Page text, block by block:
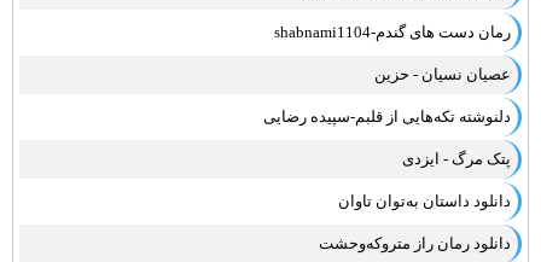
رمان دست های گندم-shabnami1104
عصیان نسیان - حزین
دلنوشته تکه‌هایی از قلبم-سپیده رضایی
پتک مرگ - ایزدی
دانلود داستان به‌توان تاوان
دانلود رمان راز متروکه‌وحشت